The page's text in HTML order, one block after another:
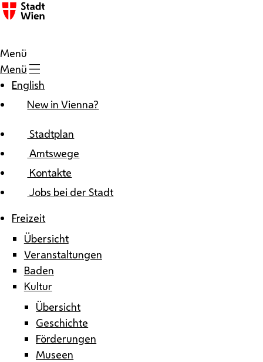
Zum Inhalt
Menü
Menü
English
New in Vienna?
Stadtplan
Amtswege
Kontakte
Jobs bei der Stadt
Freizeit
Übersicht
Veranstaltungen
Baden
Kultur
Übersicht
Geschichte
Förderungen
Museen